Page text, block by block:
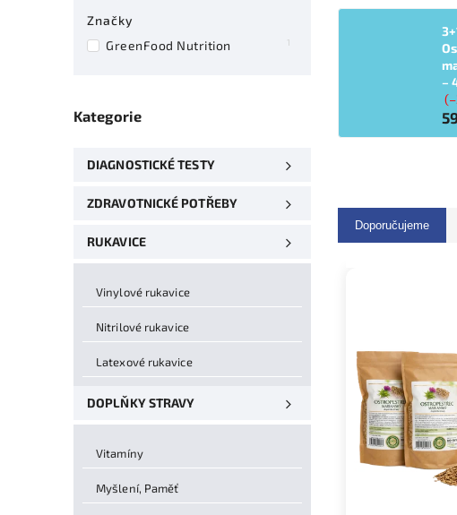
Značky
GreenFood Nutrition
1
Kategorie
DIAGNOSTICKÉ TESTY
ZDRAVOTNICKÉ POTŘEBY
RUKAVICE
Vinylové rukavice
Nitrilové rukavice
Latexové rukavice
DOPLŇKY STRAVY
Vitamíny
Myšlení, Paměť
–
Doporučujeme